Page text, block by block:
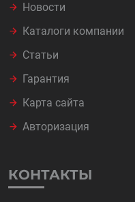
Новости
Каталоги компании
Статьи
Гарантия
Карта сайта
Авторизация
КОНТАКТЫ